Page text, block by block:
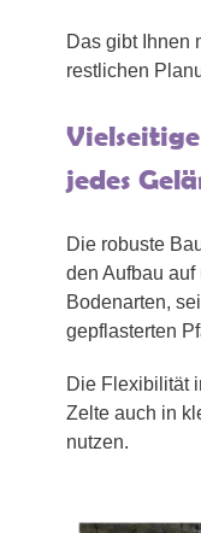
Das gibt Ihnen
restlichen
jedes
Die robuste
den Aufbau
Bodenarten,
gepflasterten
Die Flexibilität
Zelte auch in
nutzen.